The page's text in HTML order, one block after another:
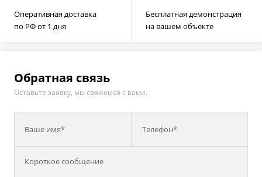
Оперативная доставка
по РФ от 1 дня
Бесплатная демонстрация
на вашем объекте
Обратная связь
Оставьте заявку, мы свяжемся с вами.
Ваше имя* Телефон*